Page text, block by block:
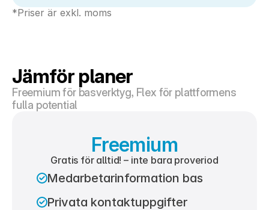
*Priser är exkl. moms
Jämför planer
Freemium för basverktyg, Flex för plattformens
fulla potential
Freemium
Gratis för alltid! – inte bara proveriod
Medarbetarinformation bas
Privata kontaktuppgifter